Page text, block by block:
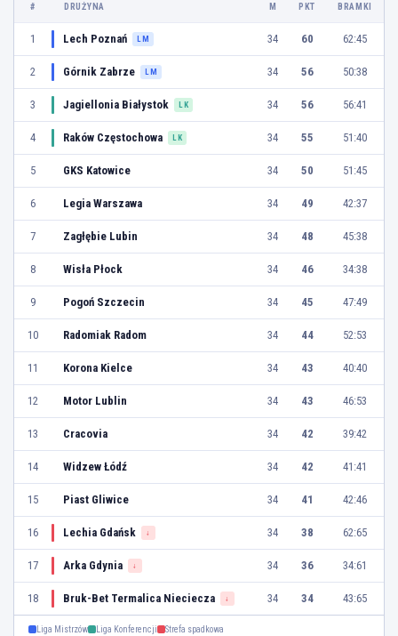
# DRUŻYNA M PKT BRAMKI
1 Lech Poznań LM 34 60 62:45
2 Górnik Zabrze LM 34 56 50:38
3 Jagiellonia Białystok LK 34 56 56:41
4 Raków Częstochowa LK 34 55 51:40
5 GKS Katowice 34 50 51:45
6 Legia Warszawa 34 49 42:37
7 Zagłębie Lubin 34 48 45:38
8 Wisła Płock 34 46 34:38
9 Pogoń Szczecin 34 45 47:49
10 Radomiak Radom 34 44 52:53
11 Korona Kielce 34 43 40:40
12 Motor Lublin 34 43 46:53
13 Cracovia 34 42 39:42
14 Widzew Łódź 34 42 41:41
15 Piast Gliwice 34 41 42:46
16 Lechia Gdańsk ↓ 34 38 62:65
17 Arka Gdynia ↓ 34 36 34:61
18 Bruk-Bet Termalica Nieciecza ↓ 34 34 43:65
Liga Mistrzów Liga Konferencji Strefa spadkowa